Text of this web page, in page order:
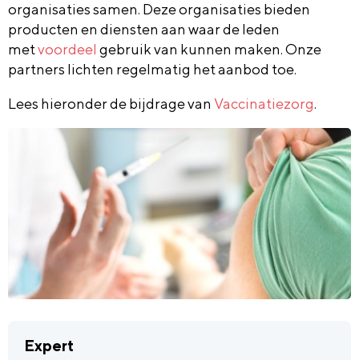
organisaties samen. Deze organisaties bieden
producten en diensten aan waar de leden
metvoordeel gebruik van kunnen maken. Onze
partners lichten regelmatig het aanbod toe.
Lees hieronder de bijdrage van Vaccinatiezorg.
Expert